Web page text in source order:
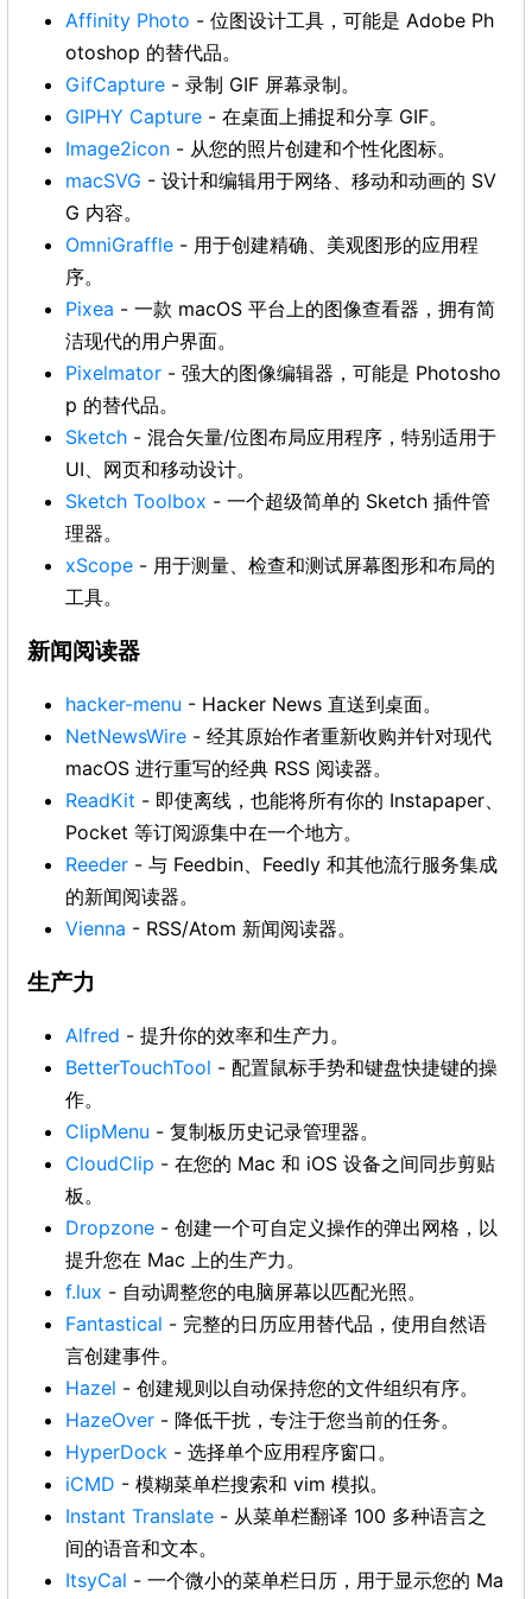
Affinity Photo - 位图设计工具，可能是 Adobe Ph
otoshop 的替代品。
GifCapture - 录制 GIF 屏幕录制。
GIPHY Capture - 在桌面上捕捉和分享 GIF。
Image2icon - 从您的照片创建和个性化图标。
macSVG - 设计和编辑用于网络、移动和动画的 SV
G 内容。
OmniGraffle - 用于创建精确、美观图形的应用程
序。
Pixea - 一款 macOS 平台上的图像查看器，拥有简
洁现代的用户界面。
Pixelmator - 强大的图像编辑器，可能是 Photosho
p 的替代品。
Sketch - 混合矢量/位图布局应用程序，特别适用于
UI、网页和移动设计。
Sketch Toolbox - 一个超级简单的 Sketch 插件管
理器。
xScope - 用于测量、检查和测试屏幕图形和布局的
工具。
新闻阅读器
hacker-menu - Hacker News 直送到桌面。
NetNewsWire - 经其原始作者重新收购并针对现代
macOS 进行重写的经典 RSS 阅读器。
ReadKit - 即使离线，也能将所有你的 Instapaper、
Pocket 等订阅源集中在一个地方。
Reeder - 与 Feedbin、Feedly 和其他流行服务集成
的新闻阅读器。
Vienna - RSS/Atom 新闻阅读器。
生产力
Alfred - 提升你的效率和生产力。
BetterTouchTool - 配置鼠标手势和键盘快捷键的操
作。
ClipMenu - 复制板历史记录管理器。
CloudClip - 在您的 Mac 和 iOS 设备之间同步剪贴
板。
Dropzone - 创建一个可自定义操作的弹出网格，以
提升您在 Mac 上的生产力。
f.lux - 自动调整您的电脑屏幕以匹配光照。
Fantastical - 完整的日历应用替代品，使用自然语
言创建事件。
Hazel - 创建规则以自动保持您的文件组织有序。
HazeOver - 降低干扰，专注于您当前的任务。
HyperDock - 选择单个应用程序窗口。
iCMD - 模糊菜单栏搜索和 vim 模拟。
Instant Translate - 从菜单栏翻译 100 多种语言之
间的语音和文本。
ItsyCal - 一个微小的菜单栏日历，用于显示您的 Ma